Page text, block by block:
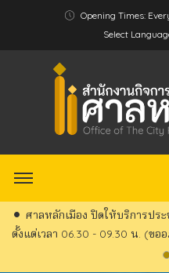
Opening Times:
Select
ศาลหลักเมือง ปิดให้บริการปร
ตั้งแต่เวลา 06.30 - 09.30 น. (ขอ